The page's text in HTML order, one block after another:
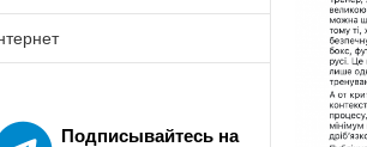
Подписывайтесь на